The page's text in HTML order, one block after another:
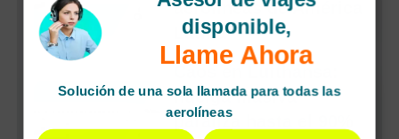
aerolíneas de América
Latina
huelga masiva
paraliza hasta el 90%
disponible,
Llame Ahora
Solución de una sola llamada para todas las
aerolíneas